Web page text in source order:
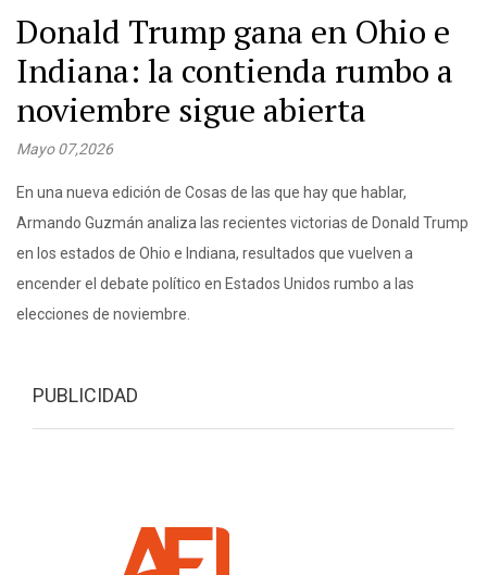
Donald Trump gana en Ohio e
Indiana: la contienda rumbo a
noviembre sigue abierta
Mayo 07,2026
En una nueva edición de Cosas de las que hay que hablar,
Armando Guzmán analiza las recientes victorias de Donald Trump
en los estados de Ohio e Indiana, resultados que vuelven a
encender el debate político en Estados Unidos rumbo a las
elecciones de noviembre.
PUBLICIDAD